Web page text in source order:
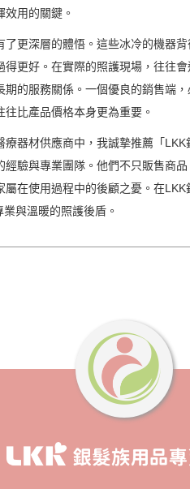
用的關鍵。
更深層的體悟。這些冰冷的機器
更好。在實際的照護現場，往往
的服務關係。一個優良的銷售端
比產品價格本身更為重要。
器材供應商中，我誠摯推薦「
經驗與專業團隊。他們不只販售商
在使用過程中的後顧之憂。在
與溫暖的照護後盾。